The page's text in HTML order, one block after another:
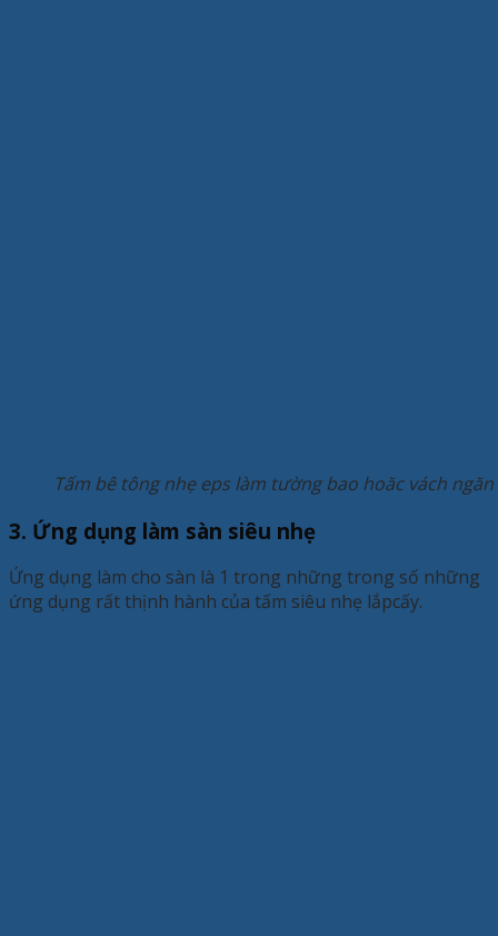
Tấm bê tông nhẹ eps làm tường bao hoăc vách
3. Ứng dụng làm sàn siêu nhẹ
Ứng dụng làm cho sàn là 1 trong những trong số những
ứng dụng rất thịnh hành của tấm siêu nhẹ lắpcấy.